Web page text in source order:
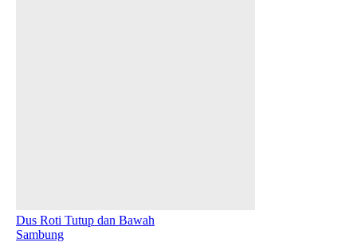
Dus Roti Tutup dan Bawah
Sambung